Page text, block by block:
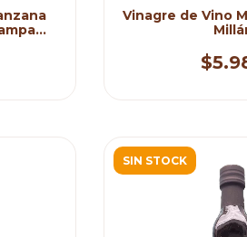
Vinagre de Vino
SIN STOCK